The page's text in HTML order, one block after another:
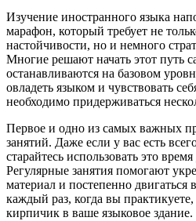
Изучение иностранного языка
марафон, который требует не
настойчивости, но и немного
Многие решают начать этот путь
останавливаются на базовом
овладеть языком и чувствовать
необходимо придерживаться
Первое и одно из самых важных
занятий. Даже если у вас есть
старайтесь использовать это
Регулярные занятия помогают
материал и постепенно двигаться
каждый раз, когда вы
кирпичик в ваше языковое здание.